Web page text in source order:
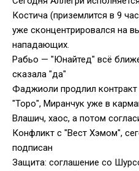
Костича (приземлится в 9
уже сконцентрировался на
нападающих.
Рабьо — "Юнайтед" всё
сказала "да"
Фаджиоли продлил
"Торо", Миранчук уже в
Влашич, хаос, а потом
Конфликт с "Вест Хэмом",
подписан
Защита: соглашение со